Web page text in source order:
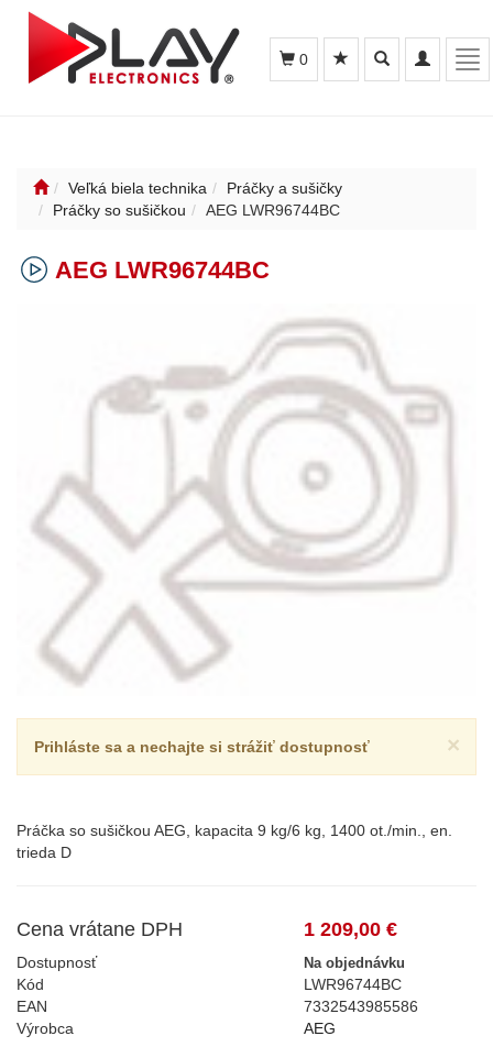
Toggle
navigation
Toggle
search
0
Veľká biela technika
Práčky a sušičky
Práčky so sušičkou
AEG LWR96744BC
AEG LWR96744BC
×
Prihláste sa a nechajte si strážiť dostupnosť
Práčka so sušičkou AEG, kapacita 9 kg/6 kg, 1400 ot./min., en.
trieda D
Cena vrátane DPH 1 209,00 €
Dostupnosť Na objednávku
Kód
LWR96744BC
EAN
7332543985586
Výrobca
AEG